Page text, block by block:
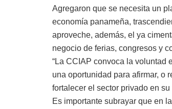
Agregaron que se necesita un
economía panameña,
aproveche, además, el ya
negocio de ferias, congresos y
“La CCIAP convoca la voluntad
una oportunidad para afirmar, o
fortalecer el sector privado en
Es importante subrayar que en